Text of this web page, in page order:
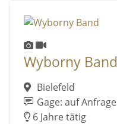
Wyborny Band
Bielefeld
Gage: auf Anfrage
6 Jahre tätig